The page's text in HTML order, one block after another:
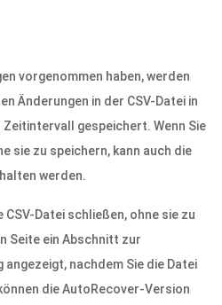
vorgenommen haben, werden
Änderungen in der CSV-Datei in
gespeichert. Wenn Sie
sie zu speichern, kann auch die
werden.
CSV-Datei schließen, ohne sie zu
Seite ein Abschnitt zur
nachdem Sie die Datei
die AutoRecover-Version